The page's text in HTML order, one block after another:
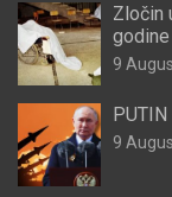
Zločin
9
PUTIN
9